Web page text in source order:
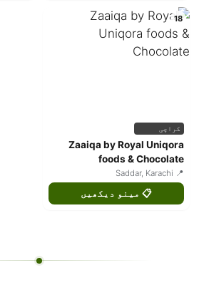
18
کراچی
Zaaiqa by Royal Uniqora
foods & Chocolate
📍 Saddar, Karachi
📋 مینو دیکھیں